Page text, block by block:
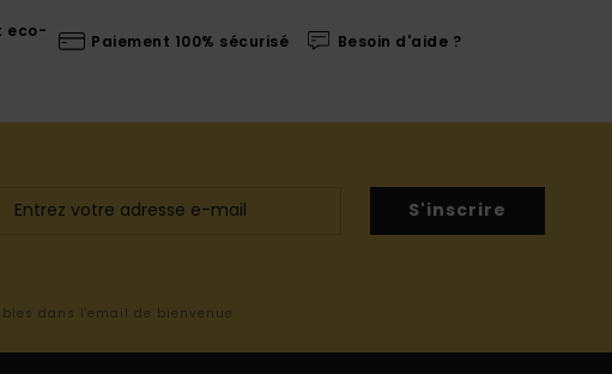
eco-
Paiement 100% sécurisé Besoin d'aide ?
S'inscrire
dans l'email de bienvenue